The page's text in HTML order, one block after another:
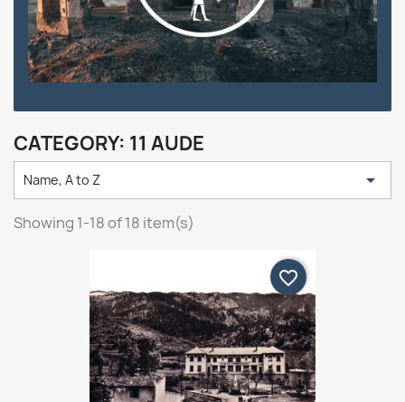
CATEGORY: 11 AUDE
Name, A to Z 
Showing 1-18 of 18 item(s)
favorite_border